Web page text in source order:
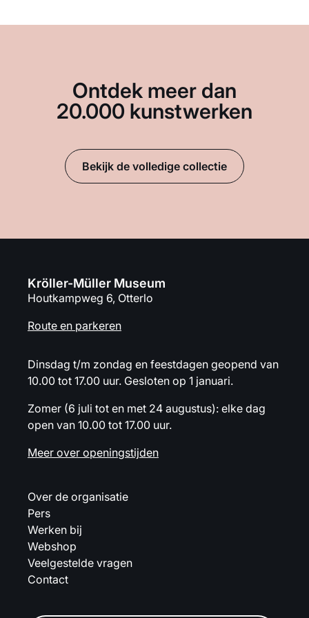
Ontdek meer dan
20.000 kunstwerken
Bekijk de volledige collectie
Kröller-Müller Museum
Houtkampweg 6, Otterlo
Route en parkeren
Dinsdag t/m zondag en feestdagen geopend van
10.00 tot 17.00 uur. Gesloten op 1 januari.
Zomer (6 juli tot en met 24 augustus): elke dag
open van 10.00 tot 17.00 uur.
Meer over openingstijden
Over de organisatie
Pers
Werken bij
Webshop
Veelgestelde vragen
Contact